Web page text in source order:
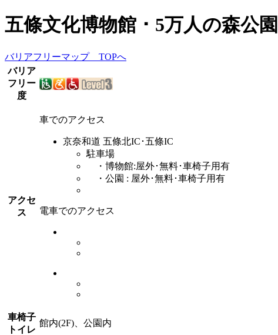
五條文化博物館 ･ 5万人の森公園
バリアフリーマップ TOPへ
バリア
フリー
度
アクセ
ス
車でのアクセス
京奈和道 五條北IC･五條IC
駐車場
・博物館:屋外･無料･車椅子用有
・公園 : 屋外･無料･車椅子用有
電車でのアクセス
車椅子
トイレ
館内(2F)、公園内